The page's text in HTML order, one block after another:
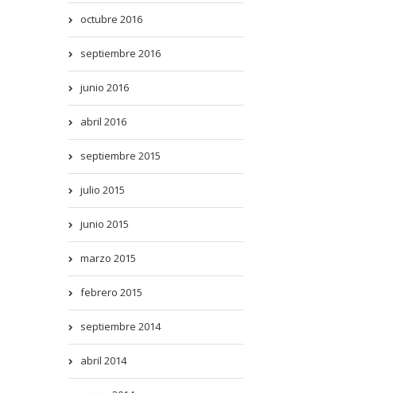
octubre 2016
septiembre 2016
junio 2016
abril 2016
septiembre 2015
julio 2015
junio 2015
marzo 2015
febrero 2015
septiembre 2014
abril 2014